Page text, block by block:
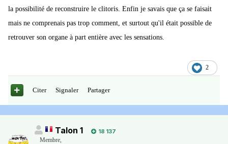
la possibilité de reconstruire le clitoris. Enfin je savais que ça se faisait
mais ne comprenais pas trop comment, et surtout qu'il était possible de
retrouver son organe à part entière avec les sensations.
2
Citer Signaler Partager
Talon 1
18 137
Membre,